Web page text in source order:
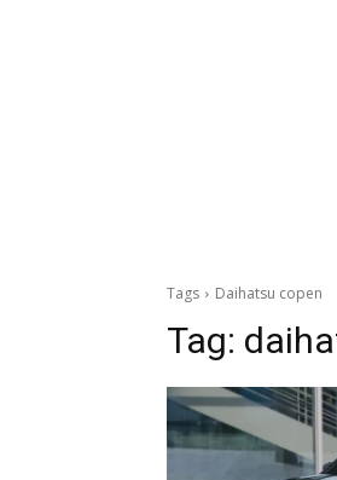
Tags Daihatsu copen
Tag: